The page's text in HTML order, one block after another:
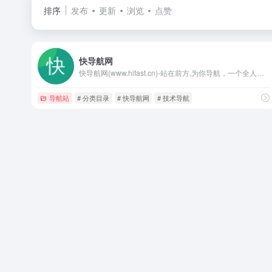
排序 发布 更新 浏览 点赞
快导航网
导航站 # 分类目录 # 快导航网 # 技术导航